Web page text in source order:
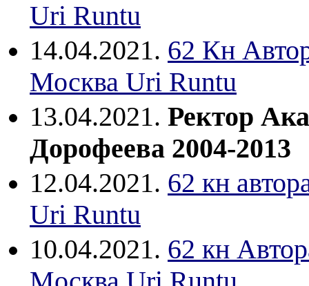
Uri Runtu
14.04.2021. 62 Кн
Москва Uri Runtu
13.04.2021. Ректор
Дорофеева 2004-2013
12.04.2021. 62 кн
Uri Runtu
10.04.2021. 62 кн